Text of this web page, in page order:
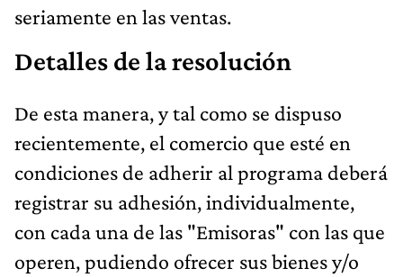
seriamente en las ventas.
Detalles de la resolución
De esta manera, y tal como se dispuso
recientemente, el comercio que esté en
condiciones de adherir al programa deberá
registrar su adhesión, individualmente,
con cada una de las "Emisoras" con las que
operen, pudiendo ofrecer sus bienes y/o